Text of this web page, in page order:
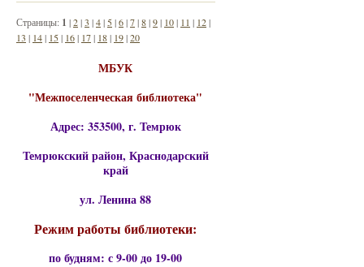
Страницы: 1 |2|3 |4| 5|6|7|8|9| 10| 11 | 12|
13 | 14| 15| 16| 17| 18| 19|20
МБУК
"Межпоселенческая библиотека"
Адрес: 353500, г. Темрюк
Темрюкский район, Краснодарский
край
ул. Ленина 88
Режим работы библиотеки:
по будням: с 9-00 до 19-00